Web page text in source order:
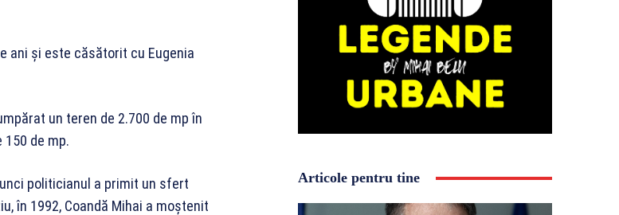
ani și este căsătorit cu Eugenia
un teren de 2.700 de mp în
de mp.
politicianul a primit un sfert
în 1992, Coandă Mihai a moștenit
Articole pentru tine